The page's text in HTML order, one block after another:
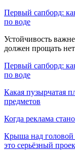
Первый сапборд:
по воде
Устойчивость
должен прощать
Первый сапборд:
по воде
Какая пузырчатая
предметов
Когда реклама
Крыша над
это серьёзный